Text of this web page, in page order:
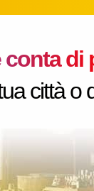
conta di
città o